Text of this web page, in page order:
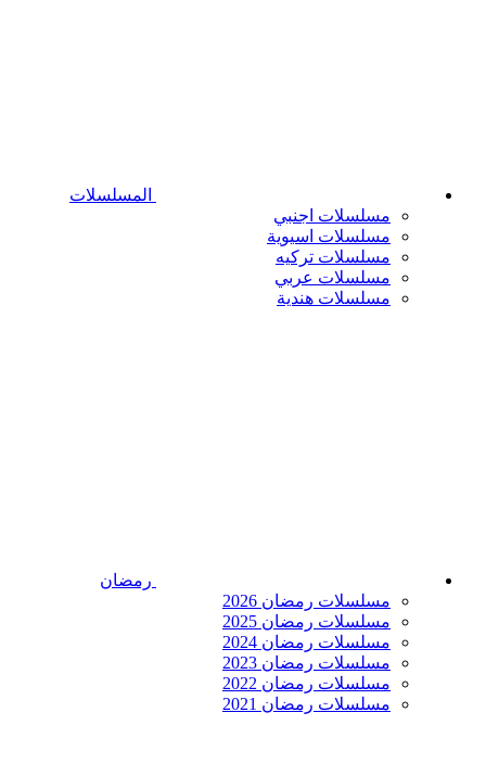
المسلسلات
مسلسلات اجنبي
مسلسلات اسيوية
مسلسلات تركيه
مسلسلات عربي
مسلسلات هندية
رمضان
مسلسلات رمضان 2026
مسلسلات رمضان 2025
مسلسلات رمضان 2024
مسلسلات رمضان 2023
مسلسلات رمضان 2022
مسلسلات رمضان 2021